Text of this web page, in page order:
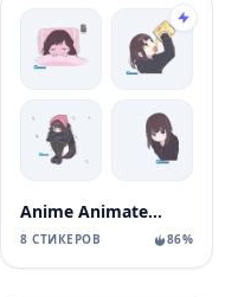
Anime Animated Girl
8 СТИКЕРОВ 86%